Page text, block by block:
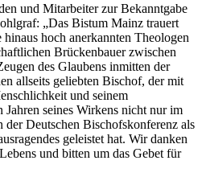
und Mitarbeiter zur Bekanntgabe
„Das Bistum Mainz trauert
hoch anerkannten Theologen
Brückenbauer zwischen
des Glaubens inmitten der
allseits geliebten Bischof, der mit
und seinem
seines Wirkens nicht nur im
Deutschen Bischofskonferenz als
geleistet hat. Wir danken
und bitten um das Gebet für